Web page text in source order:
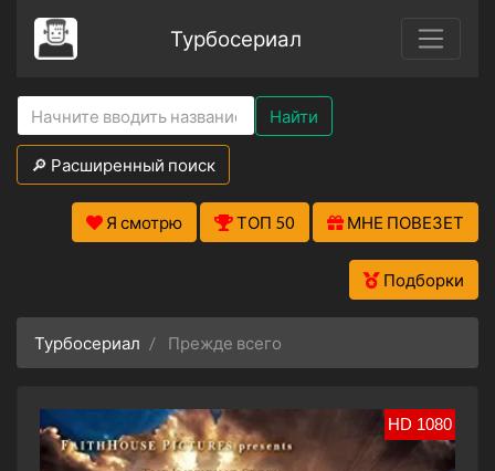
Турбосериал
Найти
🔎 Расширенный поиск
Я смотрю ТОП 50 МНЕ ПОВЕЗЕТ
Подборки
Турбосериал Прежде всего
HD 1080